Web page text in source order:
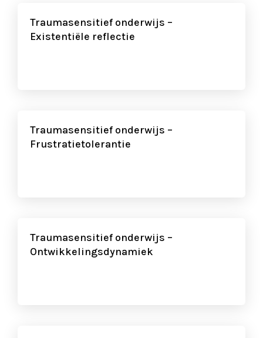
Traumasensitief onderwijs –
Existentiële reflectie
Traumasensitief onderwijs –
Frustratietolerantie
Traumasensitief onderwijs –
Ontwikkelingsdynamiek